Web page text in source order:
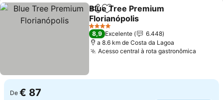
PartilharAdicionar aos favoritos
Blue Tree Premium
Florianópolis
4 Estrelas
8,9 Excelente
6.448
a 8.6 km de Costa da Lagoa
Acesso central à rota gastronômica
De € 87